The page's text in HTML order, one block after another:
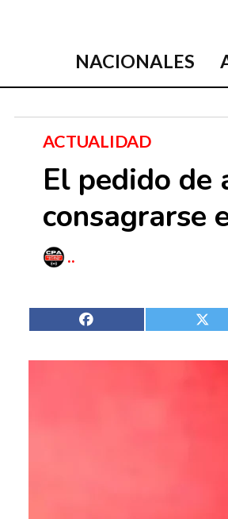
NACIONALES
El pedido de
consagrarse
ACTUALIDAD
..